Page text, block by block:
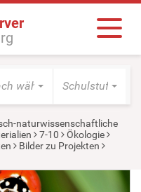
wählen Schulstufe
naturwissenschaftliche
7-10
Ökologie
Bilder zu Projekten